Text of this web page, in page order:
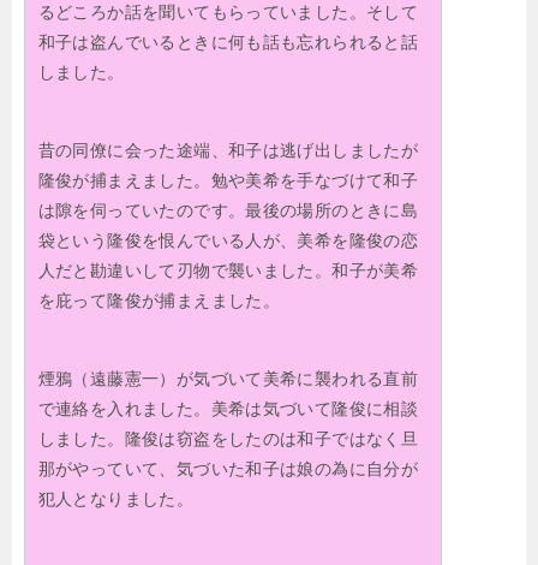
るどころか話を聞いてもらっていました。そして
和子は盗んでいるときに何も話も忘れられると話
しました。
昔の同僚に会った途端、和子は逃げ出しましたが
隆俊が捕まえました。勉や美希を手なづけて和子
は隙を伺っていたのです。最後の場所のときに島
袋という隆俊を恨んでいる人が、美希を隆俊の恋
人だと勘違いして刃物で襲いました。和子が美希
を庇って隆俊が捕まえました。
煙鴉（遠藤憲一）が気づいて美希に襲われる直前
で連絡を入れました。美希は気づいて隆俊に相談
しました。隆俊は窃盗をしたのは和子ではなく旦
那がやっていて、気づいた和子は娘の為に自分が
犯人となりました。